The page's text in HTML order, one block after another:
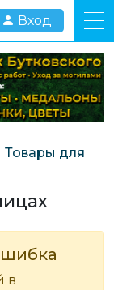
Вход
Товары для
в